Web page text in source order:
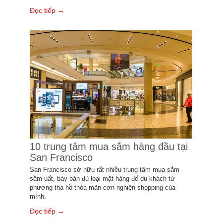
Đọc tiếp →
10 trung tâm mua sắm hàng đầu tại
San Francisco
San Francisco sở hữu rất nhiều trung tâm mua sắm
sầm uất, bày bán đủ loại mặt hàng để du khách tứ
phương tha hồ thỏa mãn cơn nghiện shopping của
mình.
Đọc tiếp →